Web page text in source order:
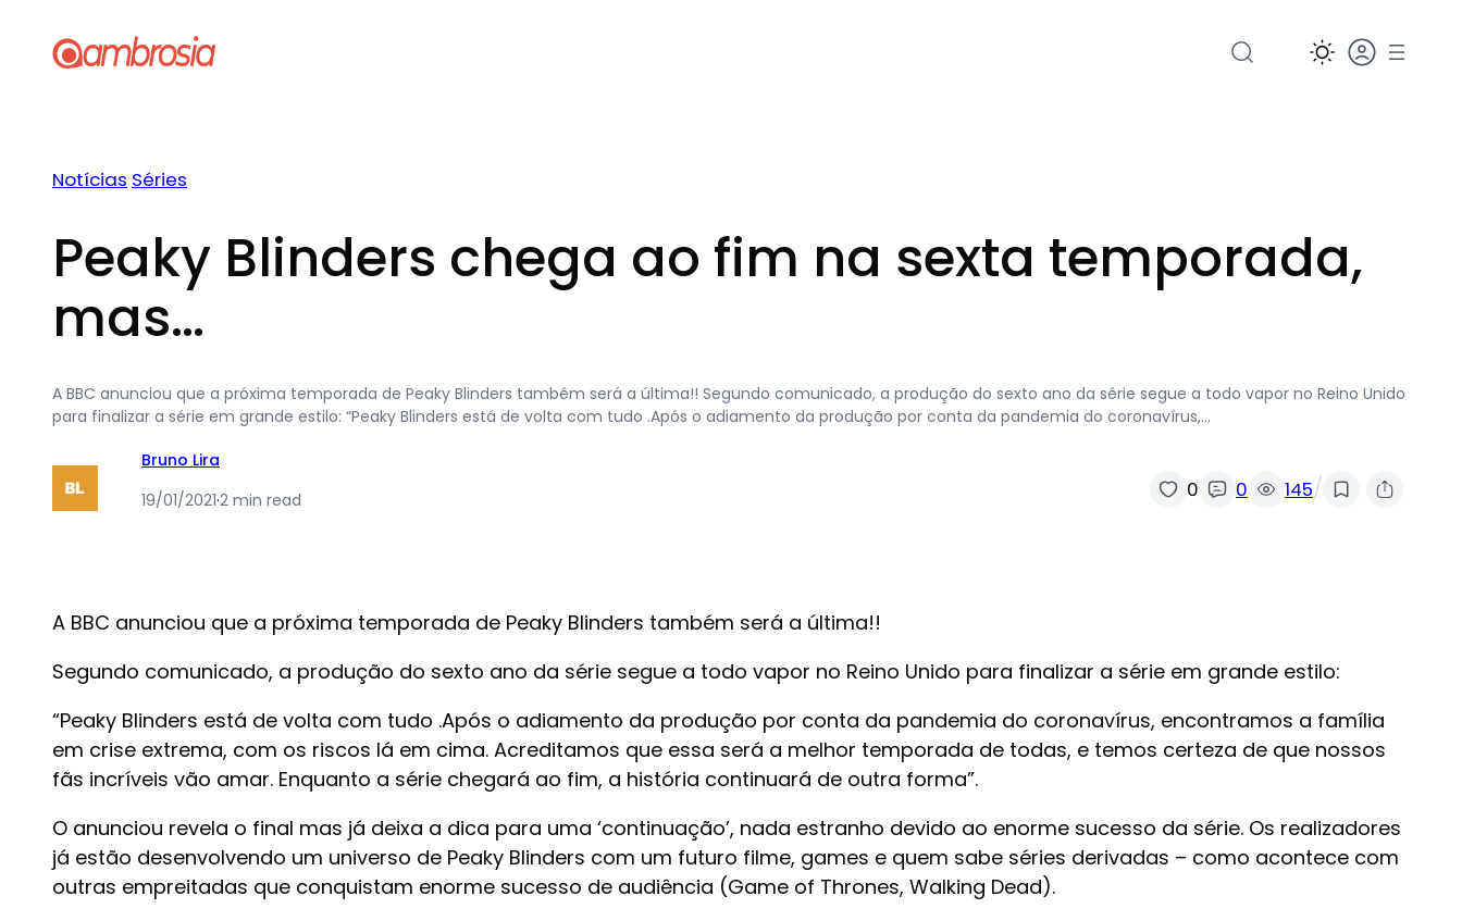
Notícias Séries
Peaky Blinders chega ao fim na sexta temporada,
mas…
A BBC anunciou que a próxima temporada de Peaky Blinders também será a última!! Segundo comunicado, a produção do sexto ano da série segue a todo vapor no Reino Unido
para finalizar a série em grande estilo: “Peaky Blinders está de volta com tudo .Após o adiamento da produção por conta da pandemia do coronavírus,…
Bruno Lira
19/01/2021·2 min read 0 0 145/
A BBC anunciou que a próxima temporada de Peaky Blinders também será a última!!
Segundo comunicado, a produção do sexto ano da série segue a todo vapor no Reino Unido para finalizar a série em grande estilo:
“Peaky Blinders está de volta com tudo .Após o adiamento da produção por conta da pandemia do coronavírus, encontramos a família
em crise extrema, com os riscos lá em cima. Acreditamos que essa será a melhor temporada de todas, e temos certeza de que nossos
fãs incríveis vão amar. Enquanto a série chegará ao fim, a história continuará de outra forma”.
O anunciou revela o final mas já deixa a dica para uma ‘continuação’, nada estranho devido ao enorme sucesso da série. Os realizadores
já estão desenvolvendo um universo de Peaky Blinders com um futuro filme, games e quem sabe séries derivadas – como acontece com
outras empreitadas que conquistam enorme sucesso de audiência (Game of Thrones, Walking Dead).